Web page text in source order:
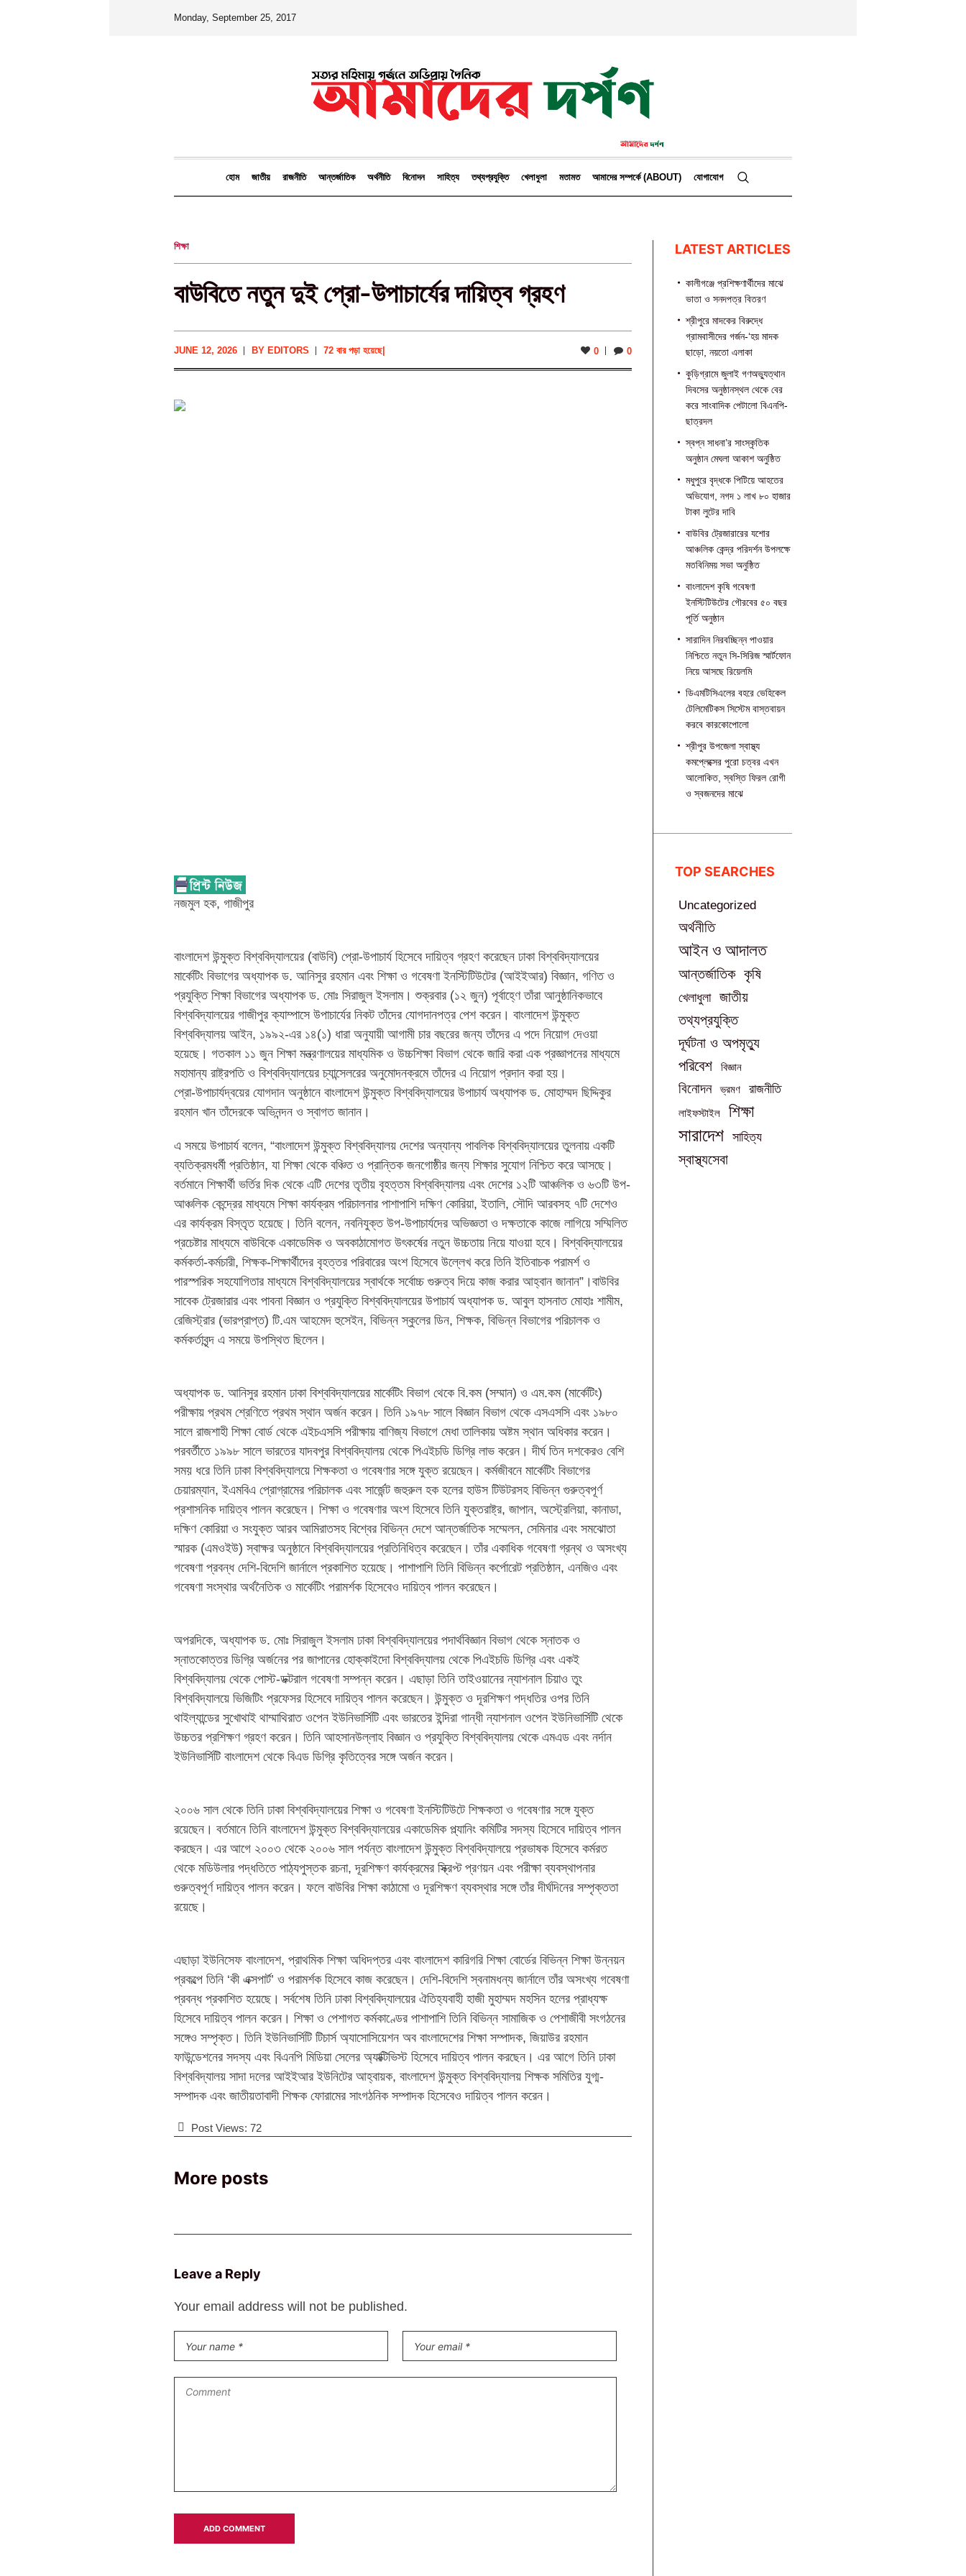
Monday, September 25, 2017
হোম জাতীয় রাজনীতি আন্তর্জাতিক অর্থনীতি বিনোদন সাহিত্য তথ্যপ্রযুক্তি খেলাধুলা মতামত আমাদের সম্পর্কে (ABOUT) যোগাযোগ
শিক্ষা
বাউবিতে নতুন দুই প্রো-উপাচার্যের দায়িত্ব গ্রহণ
JUNE 12, 2026 BY EDITORS |
72 বার পড়া হয়েছে 0 0
নজমুল হক, গাজীপুর
বাংলাদেশ উন্মুক্ত বিশ্ববিদ্যালয়ের (বাউবি) প্রো-উপাচার্য হিসেবে দায়িত্ব গ্রহণ করেছেন ঢাকা বিশ্ববিদ্যালয়ের
মার্কেটিং বিভাগের অধ্যাপক ড. আনিসুর রহমান এবং শিক্ষা ও গবেষণা ইনস্টিটিউটের (আইইআর) বিজ্ঞান, গণিত ও
প্রযুক্তি শিক্ষা বিভাগের অধ্যাপক ড. মোঃ সিরাজুল ইসলাম। শুক্রবার (১২ জুন) পূর্বাহ্ণে তাঁরা আনুষ্ঠানিকভাবে
বিশ্ববিদ্যালয়ের গাজীপুর ক্যাম্পাসে উপাচার্যের নিকট তাঁদের যোগদানপত্র পেশ করেন। বাংলাদেশ উন্মুক্ত
বিশ্ববিদ্যালয় আইন, ১৯৯২-এর ১৪(১) ধারা অনুযায়ী আগামী চার বছরের জন্য তাঁদের এ পদে নিয়োগ দেওয়া
হয়েছে। গতকাল ১১ জুন শিক্ষা মন্ত্রণালয়ের মাধ্যমিক ও উচ্চশিক্ষা বিভাগ থেকে জারি করা এক প্রজ্ঞাপনের মাধ্যমে
মহামান্য রাষ্ট্রপতি ও বিশ্ববিদ্যালয়ের চ্যান্সেলরের অনুমোদনক্রমে তাঁদের এ নিয়োগ প্রদান করা হয়।
প্রো-উপাচার্যদ্বয়ের যোগদান অনুষ্ঠানে বাংলাদেশ উন্মুক্ত বিশ্ববিদ্যালয়ের উপাচার্য অধ্যাপক ড. মোহাম্মদ ছিদ্দিকুর
রহমান খান তাঁদেরকে অভিনন্দন ও স্বাগত জানান।
এ সময়ে উপাচার্য বলেন, “বাংলাদেশ উন্মুক্ত বিশ্ববিদ্যালয় দেশের অন্যান্য পাবলিক বিশ্ববিদ্যালয়ের তুলনায় একটি
ব্যতিক্রমধর্মী প্রতিষ্ঠান, যা শিক্ষা থেকে বঞ্চিত ও প্রান্তিক জনগোষ্ঠীর জন্য শিক্ষার সুযোগ নিশ্চিত করে আসছে।
বর্তমানে শিক্ষার্থী ভর্তির দিক থেকে এটি দেশের তৃতীয় বৃহত্তম বিশ্ববিদ্যালয় এবং দেশের ১২টি আঞ্চলিক ও ৬৩টি উপ-
আঞ্চলিক কেন্দ্রের মাধ্যমে শিক্ষা কার্যক্রম পরিচালনার পাশাপাশি দক্ষিণ কোরিয়া, ইতালি, সৌদি আরবসহ ৭টি দেশেও
এর কার্যক্রম বিস্তৃত হয়েছে। তিনি বলেন, নবনিযুক্ত উপ-উপাচার্যদের অভিজ্ঞতা ও দক্ষতাকে কাজে লাগিয়ে সম্মিলিত
প্রচেষ্টার মাধ্যমে বাউবিকে একাডেমিক ও অবকাঠামোগত উৎকর্ষের নতুন উচ্চতায় নিয়ে যাওয়া হবে। বিশ্ববিদ্যালয়ের
কর্মকর্তা-কর্মচারী, শিক্ষক-শিক্ষার্থীদের বৃহত্তর পরিবারের অংশ হিসেবে উল্লেখ করে তিনি ইতিবাচক পরামর্শ ও
পারস্পরিক সহযোগিতার মাধ্যমে বিশ্ববিদ্যালয়ের স্বার্থকে সর্বোচ্চ গুরুত্ব দিয়ে কাজ করার আহ্বান জানান”।বাউবির
সাবেক ট্রেজারার এবং পাবনা বিজ্ঞান ও প্রযুক্তি বিশ্ববিদ্যালয়ের উপাচার্য অধ্যাপক ড. আবুল হাসনাত মোহাঃ শামীম,
রেজিস্ট্রার (ভারপ্রাপ্ত) টি.এম আহমেদ হুসেইন, বিভিন্ন স্কুলের ডিন, শিক্ষক, বিভিন্ন বিভাগের পরিচালক ও
কর্মকর্তাবৃন্দ এ সময়ে উপস্থিত ছিলেন।
অধ্যাপক ড. আনিসুর রহমান ঢাকা বিশ্ববিদ্যালয়ের মার্কেটিং বিভাগ থেকে বি.কম (সম্মান) ও এম.কম (মার্কেটিং)
পরীক্ষায় প্রথম শ্রেণিতে প্রথম স্থান অর্জন করেন। তিনি ১৯৭৮ সালে বিজ্ঞান বিভাগ থেকে এসএসসি এবং ১৯৮০
সালে রাজশাহী শিক্ষা বোর্ড থেকে এইচএসসি পরীক্ষায় বাণিজ্য বিভাগে মেধা তালিকায় অষ্টম স্থান অধিকার করেন।
পরবর্তীতে ১৯৯৮ সালে ভারতের যাদবপুর বিশ্ববিদ্যালয় থেকে পিএইচডি ডিগ্রি লাভ করেন। দীর্ঘ তিন দশকেরও বেশি
সময় ধরে তিনি ঢাকা বিশ্ববিদ্যালয়ে শিক্ষকতা ও গবেষণার সঙ্গে যুক্ত রয়েছেন। কর্মজীবনে মার্কেটিং বিভাগের
চেয়ারম্যান, ইএমবিএ প্রোগ্রামের পরিচালক এবং সার্জেন্ট জহুরুল হক হলের হাউস টিউটরসহ বিভিন্ন গুরুত্বপূর্ণ
প্রশাসনিক দায়িত্ব পালন করেছেন। শিক্ষা ও গবেষণার অংশ হিসেবে তিনি যুক্তরাষ্ট্র, জাপান, অস্ট্রেলিয়া, কানাডা,
দক্ষিণ কোরিয়া ও সংযুক্ত আরব আমিরাতসহ বিশ্বের বিভিন্ন দেশে আন্তর্জাতিক সম্মেলন, সেমিনার এবং সমঝোতা
স্মারক (এমওইউ) স্বাক্ষর অনুষ্ঠানে বিশ্ববিদ্যালয়ের প্রতিনিধিত্ব করেছেন। তাঁর একাধিক গবেষণা গ্রন্থ ও অসংখ্য
গবেষণা প্রবন্ধ দেশি-বিদেশি জার্নালে প্রকাশিত হয়েছে। পাশাপাশি তিনি বিভিন্ন কর্পোরেট প্রতিষ্ঠান, এনজিও এবং
গবেষণা সংস্থার অর্থনৈতিক ও মার্কেটিং পরামর্শক হিসেবেও দায়িত্ব পালন করেছেন।
অপরদিকে, অধ্যাপক ড. মোঃ সিরাজুল ইসলাম ঢাকা বিশ্ববিদ্যালয়ের পদার্থবিজ্ঞান বিভাগ থেকে স্নাতক ও
স্নাতকোত্তর ডিগ্রি অর্জনের পর জাপানের হোক্কাইদো বিশ্ববিদ্যালয় থেকে পিএইচডি ডিগ্রি এবং একই
বিশ্ববিদ্যালয় থেকে পোস্ট-ডক্টরাল গবেষণা সম্পন্ন করেন। এছাড়া তিনি তাইওয়ানের ন্যাশনাল চিয়াও তুং
বিশ্ববিদ্যালয়ে ভিজিটিং প্রফেসর হিসেবে দায়িত্ব পালন করেছেন। উন্মুক্ত ও দূরশিক্ষণ পদ্ধতির ওপর তিনি
থাইল্যান্ডের সুখোথাই থাম্মাথিরাত ওপেন ইউনিভার্সিটি এবং ভারতের ইন্দিরা গান্ধী ন্যাশনাল ওপেন ইউনিভার্সিটি থেকে
উচ্চতর প্রশিক্ষণ গ্রহণ করেন। তিনি আহসানউল্লাহ বিজ্ঞান ও প্রযুক্তি বিশ্ববিদ্যালয় থেকে এমএড এবং নর্দান
ইউনিভার্সিটি বাংলাদেশ থেকে বিএড ডিগ্রি কৃতিত্বের সঙ্গে অর্জন করেন।
২০০৬ সাল থেকে তিনি ঢাকা বিশ্ববিদ্যালয়ের শিক্ষা ও গবেষণা ইনস্টিটিউটে শিক্ষকতা ও গবেষণার সঙ্গে যুক্ত
রয়েছেন। বর্তমানে তিনি বাংলাদেশ উন্মুক্ত বিশ্ববিদ্যালয়ের একাডেমিক প্ল্যানিং কমিটির সদস্য হিসেবে দায়িত্ব পালন
করছেন। এর আগে ২০০৩ থেকে ২০০৬ সাল পর্যন্ত বাংলাদেশ উন্মুক্ত বিশ্ববিদ্যালয়ে প্রভাষক হিসেবে কর্মরত
থেকে মডিউলার পদ্ধতিতে পাঠ্যপুস্তক রচনা, দূরশিক্ষণ কার্যক্রমের স্ক্রিপ্ট প্রণয়ন এবং পরীক্ষা ব্যবস্থাপনার
গুরুত্বপূর্ণ দায়িত্ব পালন করেন। ফলে বাউবির শিক্ষা কাঠামো ও দূরশিক্ষণ ব্যবস্থার সঙ্গে তাঁর দীর্ঘদিনের সম্পৃক্ততা
রয়েছে।
এছাড়া ইউনিসেফ বাংলাদেশ, প্রাথমিক শিক্ষা অধিদপ্তর এবং বাংলাদেশ কারিগরি শিক্ষা বোর্ডের বিভিন্ন শিক্ষা উন্নয়ন
প্রকল্পে তিনি ‘কী এক্সপার্ট’ ও পরামর্শক হিসেবে কাজ করেছেন। দেশি-বিদেশি স্বনামধন্য জার্নালে তাঁর অসংখ্য গবেষণা
প্রবন্ধ প্রকাশিত হয়েছে। সর্বশেষ তিনি ঢাকা বিশ্ববিদ্যালয়ের ঐতিহ্যবাহী হাজী মুহাম্মদ মহসিন হলের প্রাধ্যক্ষ
হিসেবে দায়িত্ব পালন করেন। শিক্ষা ও পেশাগত কর্মকাণ্ডের পাশাপাশি তিনি বিভিন্ন সামাজিক ও পেশাজীবী সংগঠনের
সঙ্গেও সম্পৃক্ত। তিনি ইউনিভার্সিটি টিচার্স অ্যাসোসিয়েশন অব বাংলাদেশের শিক্ষা সম্পাদক, জিয়াউর রহমান
ফাউন্ডেশনের সদস্য এবং বিএনপি মিডিয়া সেলের অ্যাক্টিভিস্ট হিসেবে দায়িত্ব পালন করছেন। এর আগে তিনি ঢাকা
বিশ্ববিদ্যালয় সাদা দলের আইইআর ইউনিটের আহ্বায়ক, বাংলাদেশ উন্মুক্ত বিশ্ববিদ্যালয় শিক্ষক সমিতির যুগ্ম-
সম্পাদক এবং জাতীয়তাবাদী শিক্ষক ফোরামের সাংগঠনিক সম্পাদক হিসেবেও দায়িত্ব পালন করেন।
Post Views: 72
More posts
Leave a Reply
Your email address will not be published.
LATEST ARTICLES
কালীগঞ্জে প্রশিক্ষণার্থীদের মাঝে
ভাতা ও সনদপত্র বিতরণ
শ্রীপুরে মাদকের বিরুদ্ধে
গ্রামবাসীদের গর্জন-‘হয় মাদক
ছাড়ো, নয়তো এলাকা
কুড়িগ্রামে জুলাই গণঅভ্যুত্থান
দিবসের অনুষ্ঠানস্থল থেকে বের
করে সাংবাদিক পেটালো বিএনপি-
ছাত্রদল
স্বপ্ন সাধনা’র সাংস্কৃতিক
অনুষ্ঠান মেঘলা আকাশ অনুষ্ঠিত
মধুপুরে বৃদ্ধকে পিটিয়ে আহতের
অভিযোগ, নগদ ১ লাখ ৮০ হাজার
টাকা লুটের দাবি
বাউবির ট্রেজারারের যশোর
আঞ্চলিক কেন্দ্র পরিদর্শন উপলক্ষে
মতবিনিময় সভা অনুষ্ঠিত
বাংলাদেশ কৃষি গবেষণা
ইনস্টিটিউটের গৌরবের ৫০ বছর
পূর্তি অনুষ্ঠান
সারাদিন নিরবচ্ছিন্ন পাওয়ার
নিশ্চিতে নতুন সি-সিরিজ স্মার্টফোন
নিয়ে আসছে রিয়েলমি
ডিএমটিসিএলের বহরে ভেহিকেল
টেলিমেটিকস সিস্টেম বাস্তবায়ন
করবে কারকোপোলো
শ্রীপুর উপজেলা স্বাস্থ্য
কমপ্লেক্সের পুরো চত্বর এখন
আলোকিত, স্বস্তি ফিরল রোগী
ও স্বজনদের মাঝে‎
TOP SEARCHES
Uncategorized
অর্থনীতি
আইন ও আদালত
আন্তর্জাতিক কৃষি
খেলাধুলা জাতীয়
তথ্যপ্রযুক্তি
দূর্ঘটনা ও অপমৃত্যু
পরিবেশ বিজ্ঞান
বিনোদন ভ্রমণ রাজনীতি
লাইফস্টাইল শিক্ষা
সারাদেশ সাহিত্য
স্বাস্থ্যসেবা